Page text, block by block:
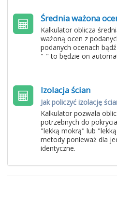
Średnia ważona
Kalkulator oblicza
ważoną ocen z
podanych ocenach
"-" to będzie on
Izolacja ścian
Jak policzyć izolację
Kalkulator pozwala
potrzebnych do
"lekką mokrą" lub
metody ponieważ dla
identyczne.